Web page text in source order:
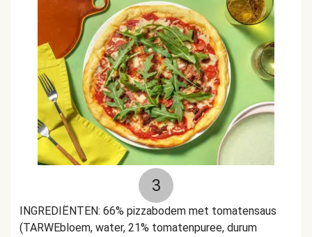
3
INGREDIËNTEN: 66% pizzabodem met tomatensaus
(TARWEbloem, water, 21% tomatenpuree, durum